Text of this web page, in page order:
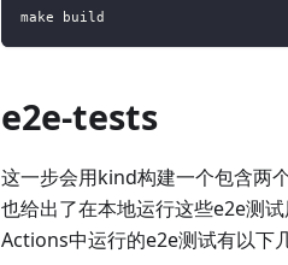
make build
e2e-tests
这一步会用kind构建一个包含两
也给出了在本地运行这些e2e测
Actions中运行的e2e测试有以下